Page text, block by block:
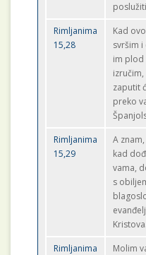
Rimljanima
15,28
Kad
svršim i
im plod
izručim,
zaputit
preko
Rimljanima
15,29
A
kad
vama,
s
Kristova.
Rimljanima
Molim